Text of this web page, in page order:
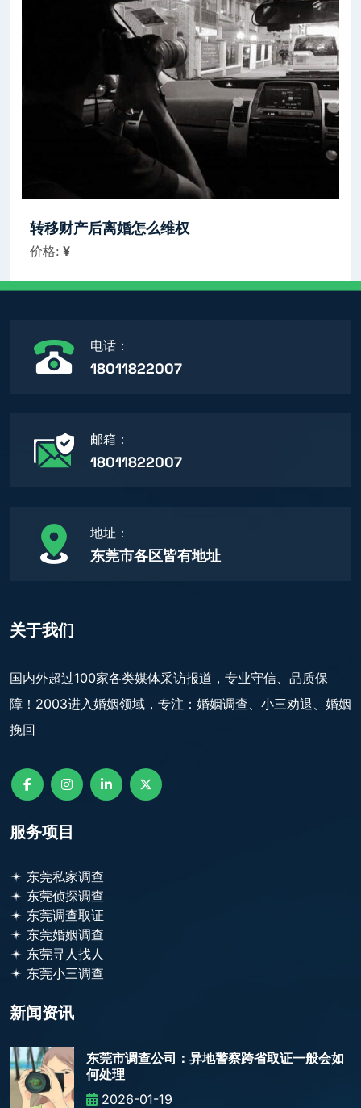
转移财产后离婚怎么维权
价格: ¥
电话：
18011822007
邮箱：
18011822007
地址：
东莞市各区皆有地址
关于我们
国内外超过100家各类媒体采访报道，专业守信、品质保
障！2003进入婚姻领域，专注：婚姻调查、小三劝退、婚姻
挽回
服务项目
东莞私家调查
东莞侦探调查
东莞调查取证
东莞婚姻调查
东莞寻人找人
东莞小三调查
新闻资讯
东莞市调查公司：异地警察跨省取证一般会如
何处理
2026-01-19